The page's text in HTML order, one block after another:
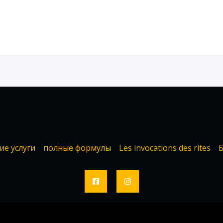
услуги полные формулы Les invocations des rites